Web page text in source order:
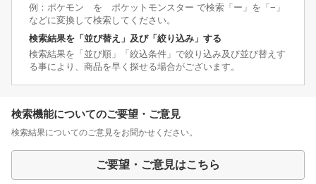
例：ポケモン を ポケットモンスター で検索「ー」を「−」
などに変換して検索してください。
検索結果を「並び替え」及び「絞り込み」する
検索結果を「並び順」「絞込条件」で絞り込み及び並び替えす
る事により、商品を早く探せる場合がございます。
検索機能についてのご要望・ご意見
検索結果についてのご意見をお聞かせください。
ご要望・ご意見はこちら